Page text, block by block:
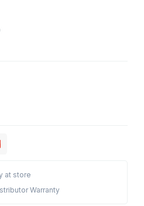
at store
Warranty